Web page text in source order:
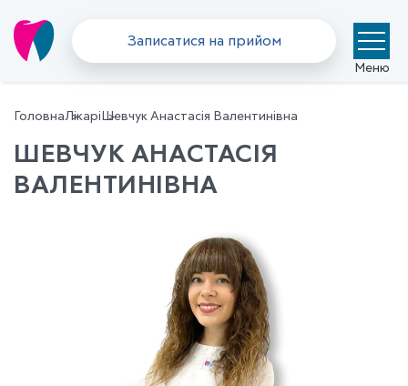
Записатися на прийом
Меню
ГоловнаЛікарі Шевчук Анастасія Валентинівна
ШЕВЧУК АНАСТАСІЯ
ВАЛЕНТИНІВНА